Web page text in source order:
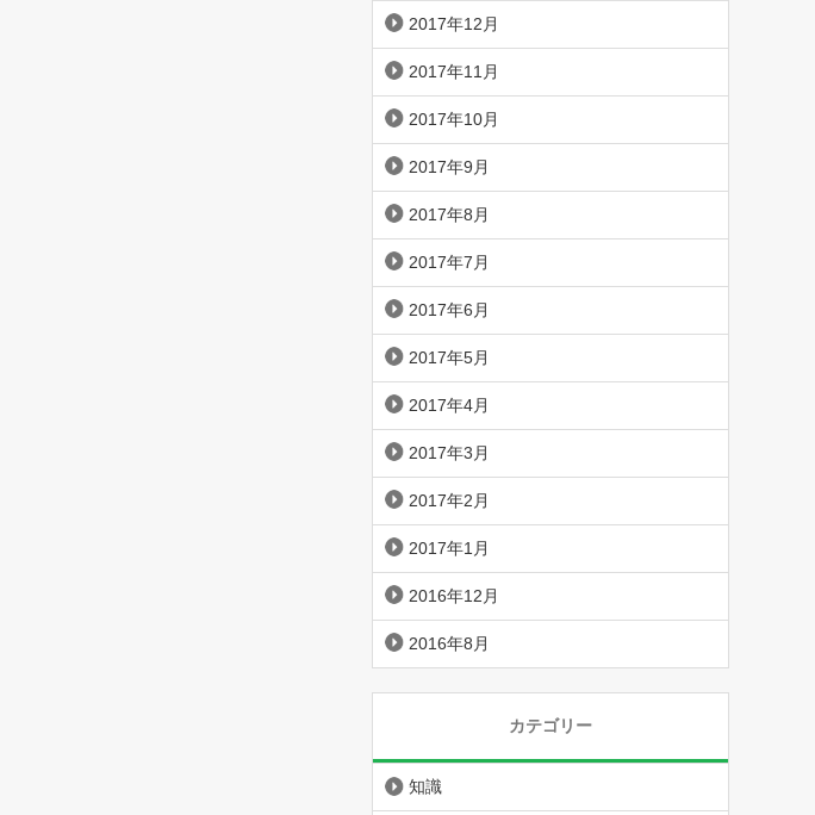
2017年12月
2017年11月
2017年10月
2017年9月
2017年8月
2017年7月
2017年6月
2017年5月
2017年4月
2017年3月
2017年2月
2017年1月
2016年12月
2016年8月
カテゴリー
知識